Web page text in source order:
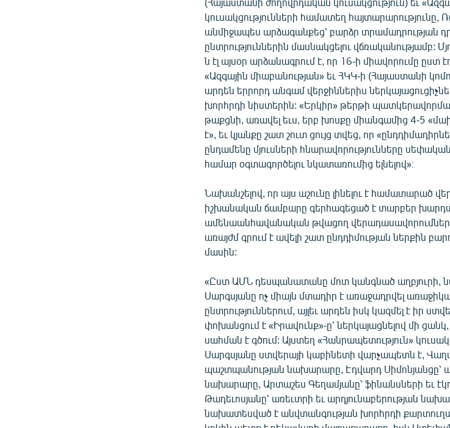
կուսակցությունների համատեղ հայտարարությունը,
անմիջապես արձագանքեց՝ բարձր տրամադրության
ընտրություններին մասնակցելու վճռականությամբ:
ն էլ այսօր արձանագրում է, որ 16-ի միավորումը ըստ
«Ազգային միաբանության» եւ ՀԿԿ-ի (Հայաստանի
արդեն երրորդ անգամ վերջիններիս
խորհրդի նիստերին: «Երկիր» թերթի
թաքցնի, առավել եւս, երբ խոսքը միանգամից 4-5
է», եւ կյանքը շատ շուտ ցույց տվեց, որ
ընդամենը մյուսների հնարավորությունները
համար օգտագործելու նկատառումից ելնելով»։
Նախանշելով, որ այս աշունը լինելու է համատարած
իշխանական ճամբարը գերհագեցած է տարբեր
ամենաանհավանական թվացող վերադասավորումներ,
առայժմ գրում է ավելի շատ ընդդիմության ներքին
մասին:
«Ըստ ԱՄՆ դեսպանատանը մոտ կանգնած աղբյուրի,
Սարգսյանը ոչ միայն մտադիր է առաջադրվել
ընտրություններում, այլեւ արդեն իսկ կազմել է իր
փոխանցում է «Իրավունք»-ը՝ ներկայացնելով մի
սահման է գծում: Այստեղ «Հանրապետություն»
Սարգսյանը ստվերայի կաբինետի վարչապետն է,
պաշտպանության նախարարը, Էդվարդ Սիմոնյանցը՝
նախարարը, Արտաշես Գեղամյանը՝ ֆինանսների եւ
Թադեւոսյանը՝ առեւտրի եւ արդյունաբերության
նախատեսված է անվտանգության խորհրդի